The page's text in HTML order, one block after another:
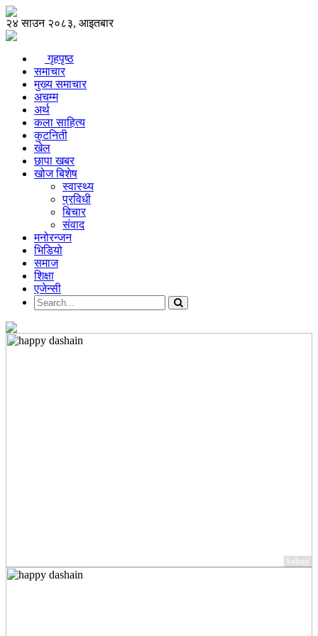
२४ साउन २०८३, आइतबार
गृहपृष्ठ
समाचार
मुख्य समाचार
अचम्म
अर्थ
कला साहित्य
कुटनिती
खेल
छापा खबर
खोज बिशेष
स्वास्थ्य
प्रविधी
बिचार
संवाद
मनोरन्जन
भिडियो
समाज
शिक्षा
एजेन्सी
ksbus